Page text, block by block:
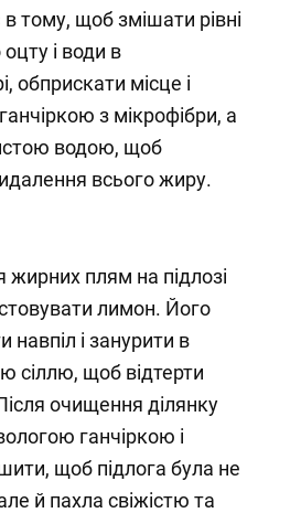
в тому, щоб змішати рівні
і води в
обприскати місце і
з мікрофібри, а
водою, щоб
всього жиру.
плям на підлозі
лимон. Його
навпіл і занурити в
сіллю, щоб відтерти
очищення ділянку
ганчіркою і
щоб підлога була не
й пахла свіжістю та